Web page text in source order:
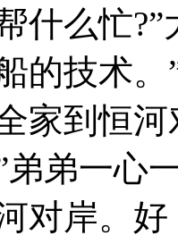
什么忙
的技术
家到恒
弟一心
对岸。